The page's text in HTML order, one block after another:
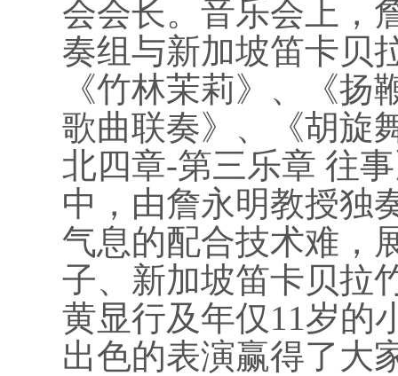
会会长。音乐会上，
奏组与新加坡笛卡贝
《竹林茉莉》、《
歌曲联奏》、《胡旋
北四章-第三乐章 往
中，由詹永明教授独
气息的配合技术难，
子、新加坡笛卡贝拉
黄显行及年仅11岁的
出色的表演赢得了大